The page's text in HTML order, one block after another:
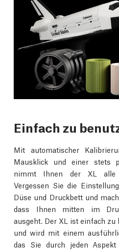
Einfach zu
Mit automatischer
Mausklick und einer stets
nimmt Ihnen der XL alle
Vergessen Sie die
Düse und Druckbett und
dass Ihnen mitten im
ausgeht. Der XL ist einfach zu
und wird mit einem
das Sie durch jeden Aspekt